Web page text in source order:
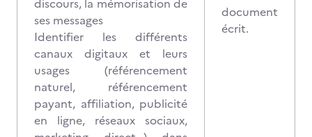
discours, la mémorisation de
ses messages
Identifier les différents
canaux digitaux et leurs
usages (référencement
naturel, référencement
payant, affiliation, publicité
en ligne, réseaux sociaux,
document
écrit.